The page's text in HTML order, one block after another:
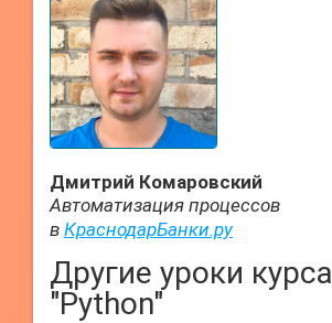
Дмитрий Комаровский
Автоматизация процессов
в КраснодарБанки.ру
Другие уроки курса
"Python"